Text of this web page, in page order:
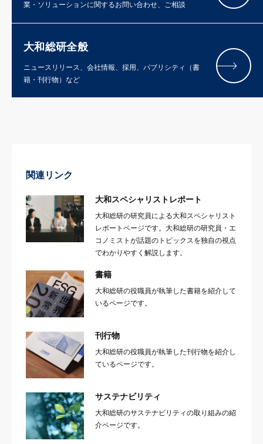
業・ソリューションに関するお問い合わせ、ご相談
大和総研全般
ニュースリリース、会社情報、採用、パブリシティ（書
籍・刊行物）など
関連リンク
大和スペシャリストレポート
大和総研の研究員による大和スペシャリスト
レポートページです。大和総研の研究員・エ
コノミストが話題のトピックスを独自の視点
でわかりやすく解説します。
書籍
大和総研の役職員が執筆した書籍を紹介して
いるページです。
刊行物
大和総研の役職員が執筆した刊行物を紹介し
ているページです。
サステナビリティ
大和総研のサステナビリティの取り組みの紹
介ページです。